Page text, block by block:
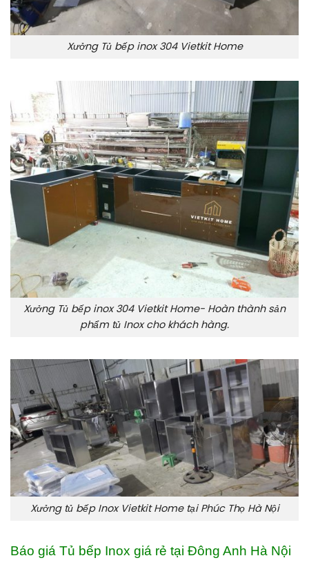
Xưởng Tủ bếp inox 304 Vietkit Home
Xưởng Tủ bếp inox 304 Vietkit Home- Hoàn thành sản
phẩm tủ Inox cho khách hàng.
Xưởng tủ bếp Inox Vietkit Home tại Phúc Thọ Hà Nội
Báo giá Tủ bếp Inox giá rẻ tại Đông Anh Hà Nội